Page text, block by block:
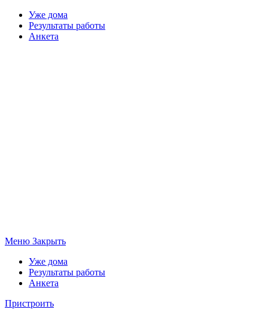
Уже дома
Результаты работы
Анкета
Меню Закрыть
Уже дома
Результаты работы
Анкета
Пристроить